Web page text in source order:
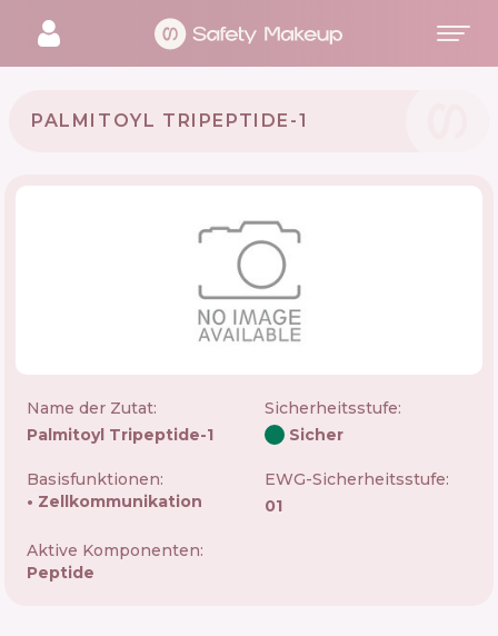
PALMITOYL TRIPEPTIDE-1
Name der Zutat:
Palmitoyl Tripeptide-1
Sicherheitsstufe:
Sicher
Basisfunktionen:
Zellkommunikation
EWG-Sicherheitsstufe:
01
Aktive Komponenten:
Peptide